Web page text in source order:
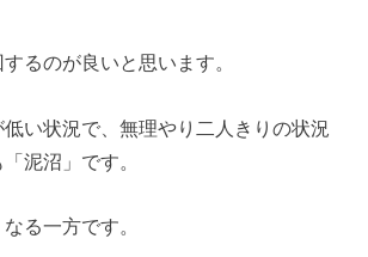
るのが良いと思います。
い状況で、無理やり二人きりの状況
泥沼」です。
る一方です。